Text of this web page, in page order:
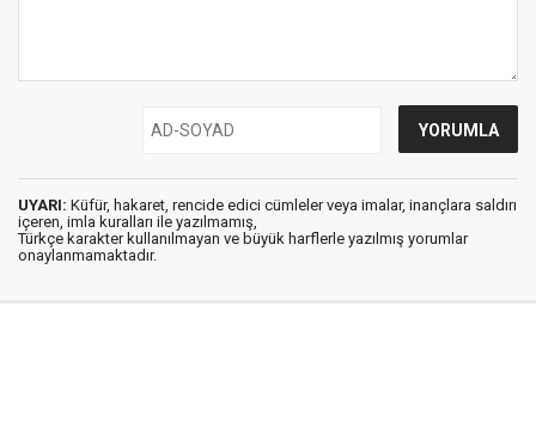
UYARI: Küfür, hakaret, rencide edici cümleler veya imalar, inançlara saldırı
içeren, imla kuralları ile yazılmamış,
Türkçe karakter kullanılmayan ve büyük harflerle yazılmış yorumlar
onaylanmamaktadır.